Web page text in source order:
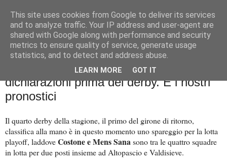
Palla al cerchio
sabato 18 febbraio 2023
Verso Costone-Mens Sana: le
dichiarazioni prima del derby. E i nostri
pronostici
Il quarto derby della stagione, il primo del girone di ritorno,
classifica alla mano è in questo momento uno spareggio per la lotta
playoff, laddoveCostone e Mens Sanasono tra le quattro squadre
in lotta per due posti insieme ad Altopascio e Valdisieve.
This site uses cookies from Google to deliver its services
and to analyze traffic. Your IP address and user-agent are
shared with Google along with performance and security
metrics to ensure quality of service, generate usage
statistics, and to detect and address abuse.
LEARN MORE GOT IT